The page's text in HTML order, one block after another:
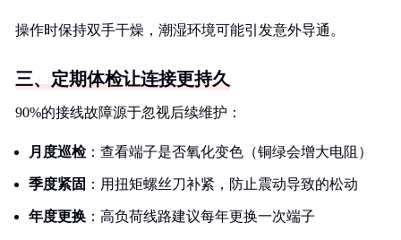
操作时保持双手干燥，潮湿环境可能引发意外导通。
三、定期体检让连接更持久
90%的接线故障源于忽视后续维护：
月度巡检：查看端子是否氧化变色（铜绿会增大电阻）
季度紧固 ：用扭矩螺丝刀补紧，防止震动导致的松动
年度更换 ：高负荷线路建议每年更换一次端子